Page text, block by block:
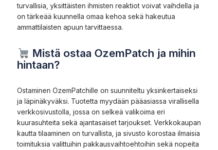
turvallisia, yksittäisten ihmisten reaktiot voivat vaihdella ja
on tärkeää kuunnella omaa kehoa sekä hakeutua
ammattilaisten apuun tarvittaessa.
Mistä ostaa OzemPatch ja mihin
hintaan?
Ostaminen OzemPatchille on suunniteltu yksinkertaiseksi
ja läpinäkyväksi. Tuotetta myydään pääasiassa virallisella
verkkosivustolla, jossa on selkeä valikoima eri
kuurasuhteita sekä ajantasaiset tarjoukset. Verkkokaupan
kautta tilaaminen on turvallista, ja sivusto korostaa ilmaisia
toimituksia valittuihin pakkausvaihtoehtoihin sekä nopeita